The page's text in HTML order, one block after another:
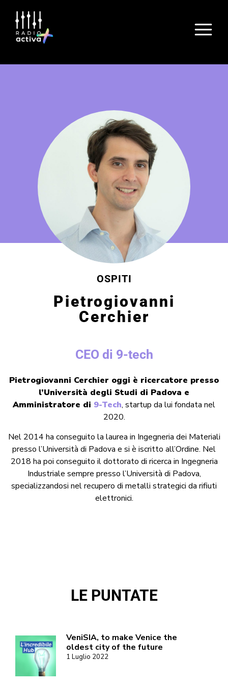
OSPITI
Pietrogiovanni
Cerchier
CEO di 9-tech
Pietrogiovanni Cerchier oggi è ricercatore presso
l’Università degli Studi di Padova e
Amministratore di 9-Tech, startup da lui fondata nel
2020.
Nel 2014 ha conseguito la laurea in Ingegneria dei Materiali
presso l’Università di Padova e si è iscritto all’Ordine. Nel
2018 ha poi conseguito il dottorato di ricerca in Ingegneria
Industriale sempre presso l’Università di Padova,
specializzandosi nel recupero di metalli strategici da rifiuti
elettronici.
LE PUNTATE
VeniSIA, to make Venice the
oldest city of the future
1 Luglio 2022